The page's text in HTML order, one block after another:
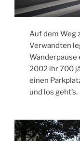
Auf dem Weg
Verwandten
Wanderpause
2002 ihr 700
einen
und los geht’s.